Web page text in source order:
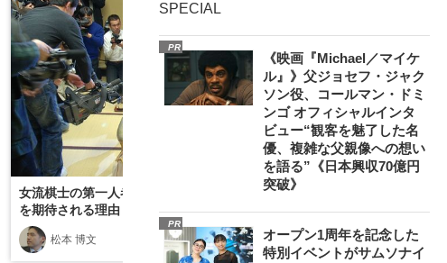
女流棋士の第一人者、里見香奈が初の「女性棋士」
を期待される理由
松本 博文 2018/08/28
SPECIAL
PR
《映画『Michael／マイケ
ル』》父ジョセフ・ジャク
ソン役、コールマン・ドミ
ンゴ オフィシャルインタ
ビュー“観客を魅了した名
優、複雑な父親像への想い
を語る”《日本興収70億円
突破》
PR
オープン1周年を記念した
特別イベントがサムソナイ